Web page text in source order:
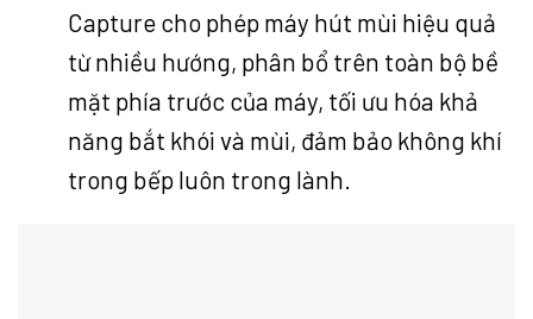
Capture cho phép máy hút mùi hiệu quả
từ nhiều hướng, phân bổ trên toàn bộ bề
mặt phía trước của máy, tối ưu hóa khả
năng bắt khói và mùi, đảm bảo không khí
trong bếp luôn trong lành.